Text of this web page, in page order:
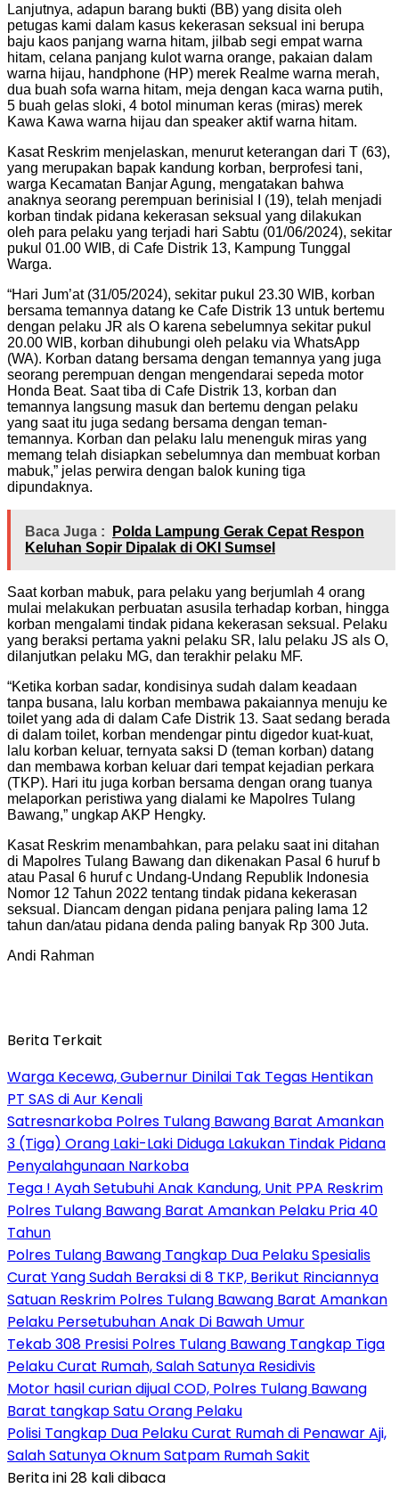
Lanjutnya, adapun barang bukti (BB) yang disita oleh
petugas kami dalam kasus kekerasan seksual ini berupa
baju kaos panjang warna hitam, jilbab segi empat warna
hitam, celana panjang kulot warna orange, pakaian dalam
warna hijau, handphone (HP) merek Realme warna merah,
dua buah sofa warna hitam, meja dengan kaca warna putih,
5 buah gelas sloki, 4 botol minuman keras (miras) merek
Kawa Kawa warna hijau dan speaker aktif warna hitam.
Kasat Reskrim menjelaskan, menurut keterangan dari T (63),
yang merupakan bapak kandung korban, berprofesi tani,
warga Kecamatan Banjar Agung, mengatakan bahwa
anaknya seorang perempuan berinisial I (19), telah menjadi
korban tindak pidana kekerasan seksual yang dilakukan
oleh para pelaku yang terjadi hari Sabtu (01/06/2024), sekitar
pukul 01.00 WIB, di Cafe Distrik 13, Kampung Tunggal
Warga.
“Hari Jum’at (31/05/2024), sekitar pukul 23.30 WIB, korban
bersama temannya datang ke Cafe Distrik 13 untuk bertemu
dengan pelaku JR als O karena sebelumnya sekitar pukul
20.00 WIB, korban dihubungi oleh pelaku via WhatsApp
(WA). Korban datang bersama dengan temannya yang juga
seorang perempuan dengan mengendarai sepeda motor
Honda Beat. Saat tiba di Cafe Distrik 13, korban dan
temannya langsung masuk dan bertemu dengan pelaku
yang saat itu juga sedang bersama dengan teman-
temannya. Korban dan pelaku lalu menenguk miras yang
memang telah disiapkan sebelumnya dan membuat korban
mabuk,” jelas perwira dengan balok kuning tiga
dipundaknya.
Baca Juga :
Polda Lampung Gerak Cepat Respon
Keluhan Sopir Dipalak di OKI Sumsel
Saat korban mabuk, para pelaku yang berjumlah 4 orang
mulai melakukan perbuatan asusila terhadap korban, hingga
korban mengalami tindak pidana kekerasan seksual. Pelaku
yang beraksi pertama yakni pelaku SR, lalu pelaku JS als O,
dilanjutkan pelaku MG, dan terakhir pelaku MF.
“Ketika korban sadar, kondisinya sudah dalam keadaan
tanpa busana, lalu korban membawa pakaiannya menuju ke
toilet yang ada di dalam Cafe Distrik 13. Saat sedang berada
di dalam toilet, korban mendengar pintu digedor kuat-kuat,
lalu korban keluar, ternyata saksi D (teman korban) datang
dan membawa korban keluar dari tempat kejadian perkara
(TKP). Hari itu juga korban bersama dengan orang tuanya
melaporkan peristiwa yang dialami ke Mapolres Tulang
Bawang,” ungkap AKP Hengky.
Kasat Reskrim menambahkan, para pelaku saat ini ditahan
di Mapolres Tulang Bawang dan dikenakan Pasal 6 huruf b
atau Pasal 6 huruf c Undang-Undang Republik Indonesia
Nomor 12 Tahun 2022 tentang tindak pidana kekerasan
seksual. Diancam dengan pidana penjara paling lama 12
tahun dan/atau pidana denda paling banyak Rp 300 Juta.
Andi Rahman
Berita Terkait
Warga Kecewa, Gubernur Dinilai Tak Tegas Hentikan
PT SAS di Aur Kenali
Satresnarkoba Polres Tulang Bawang Barat Amankan
3 (Tiga) Orang Laki-Laki Diduga Lakukan Tindak Pidana
Penyalahgunaan Narkoba
Tega ! Ayah Setubuhi Anak Kandung, Unit PPA Reskrim
Polres Tulang Bawang Barat Amankan Pelaku Pria 40
Tahun
Polres Tulang Bawang Tangkap Dua Pelaku Spesialis
Curat Yang Sudah Beraksi di 8 TKP, Berikut Rinciannya
Satuan Reskrim Polres Tulang Bawang Barat Amankan
Pelaku Persetubuhan Anak Di Bawah Umur
Tekab 308 Presisi Polres Tulang Bawang Tangkap Tiga
Pelaku Curat Rumah, Salah Satunya Residivis
Motor hasil curian dijual COD, Polres Tulang Bawang
Barat tangkap Satu Orang Pelaku
Polisi Tangkap Dua Pelaku Curat Rumah di Penawar Aji,
Salah Satunya Oknum Satpam Rumah Sakit
Berita ini 28 kali dibaca